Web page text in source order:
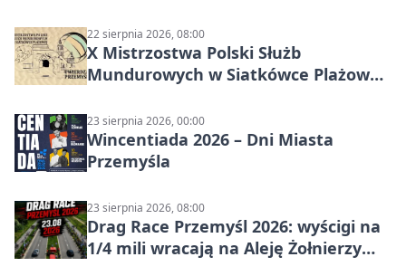
22 sierpnia 2026, 08:00
X Mistrzostwa Polski Służb
Mundurowych w Siatkówce Plażowej
23 sierpnia 2026, 00:00
Wincentiada 2026 – Dni Miasta
Przemyśla
23 sierpnia 2026, 08:00
Drag Race Przemyśl 2026: wyścigi na
1/4 mili wracają na Aleję Żołnierzy